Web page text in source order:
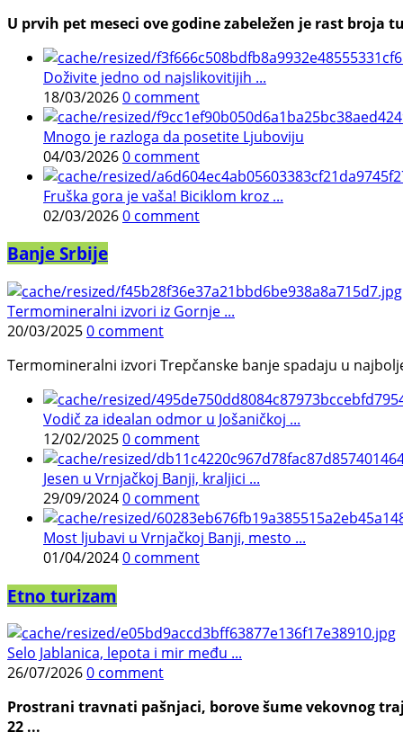
U prvih pet meseci ove godine zabeležen je rast
Doživite jedno od najslikovitijih ...
18/03/20260 comment
Mnogo je razloga da posetite Ljuboviju
04/03/20260 comment
Fruška gora je vaša! Biciklom kroz ...
02/03/20260 comment
Banje Srbije
Termomineralni izvori iz Gornje ...
20/03/20250 comment
Termomineralni izvori Trepčanske banje spadaju u
Vodič za idealan odmor u Jošaničkoj ...
12/02/20250 comment
Jesen u Vrnjačkoj Banji, kraljici ...
29/09/20240 comment
Most ljubavi u Vrnjačkoj Banji, mesto ...
01/04/20240 comment
Etno turizam
Selo Jablanica, lepota i mir među ...
26/07/20260 comment
Prostrani travnati pašnjaci, borove šume vekovnog
22 ...